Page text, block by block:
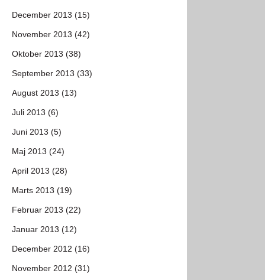
December 2013 (15)
November 2013 (42)
Oktober 2013 (38)
September 2013 (33)
August 2013 (13)
Juli 2013 (6)
Juni 2013 (5)
Maj 2013 (24)
April 2013 (28)
Marts 2013 (19)
Februar 2013 (22)
Januar 2013 (12)
December 2012 (16)
November 2012 (31)